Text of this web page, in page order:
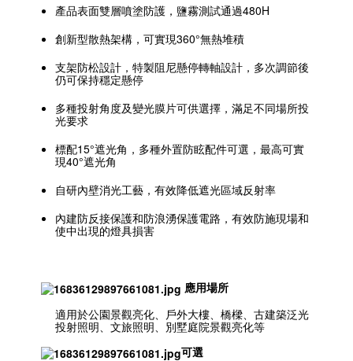
產品表面雙層噴塗防護，鹽霧測試通過480H
創新型散熱架構，可實現360°無熱堆積
支架防松設計，特製阻尼懸停轉軸設計，多次調節後
仍可保持穩定懸停
多種投射角度及變光膜片可供選擇，滿足不同場所投
光要求
標配15°遮光角，多種外置防眩配件可選，最高可實
現40°遮光角
自研內壁消光工藝，有效降低遮光區域反射率
內建防反接保護和防浪湧保護電路，有效防施現場和
使中出現的燈具損害
應用場所
適用於公園景觀亮化、戶外大樓、橋樑、古建築泛光
投射照明、文旅照明、別墅庭院景觀亮化等
可選